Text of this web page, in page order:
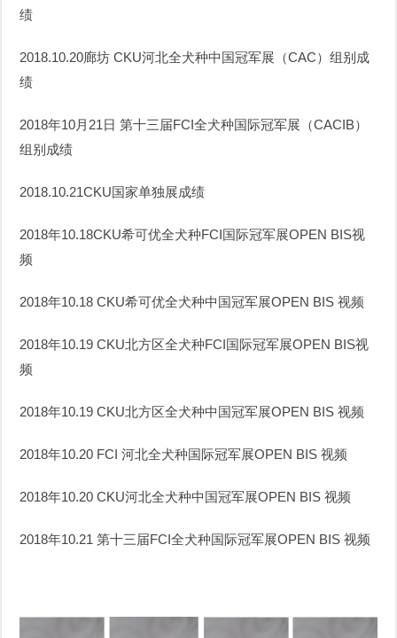
绩
2018.10.20廊坊 CKU河北全犬种中国冠军展（CAC）组别成
绩
2018年10月21日 第十三届FCI全犬种国际冠军展（CACIB）
组别成绩
2018.10.21CKU国家单独展成绩
2018年10.18CKU希可优全犬种FCI国际冠军展OPEN BIS视
频
2018年10.18 CKU希可优全犬种中国冠军展OPEN BIS 视频
2018年10.19 CKU北方区全犬种FCI国际冠军展OPEN BIS视
频
2018年10.19 CKU北方区全犬种中国冠军展OPEN BIS 视频
2018年10.20 FCI 河北全犬种国际冠军展OPEN BIS 视频
2018年10.20 CKU河北全犬种中国冠军展OPEN BIS 视频
2018年10.21 第十三届FCI全犬种国际冠军展OPEN BIS 视频